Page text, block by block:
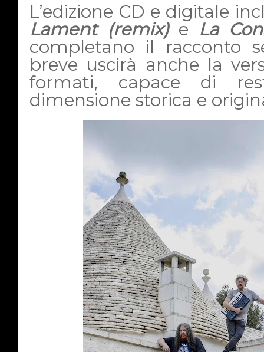
L’edizione CD e digitale
Lament (remix)e La
completano il racconto
breve uscirà anche la
formati, capace di
dimensione storica e